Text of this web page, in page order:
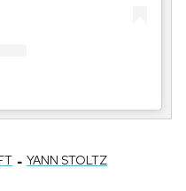
- YANN STOLTZ